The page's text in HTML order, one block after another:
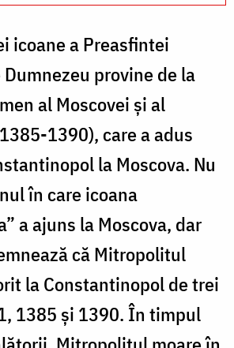
icoane a Preasfintei
provine de la
al Moscovei și al
1390), care a adus
la Moscova. Nu
în care icoana
a ajuns la Moscova, dar
că Mitropolitul
la Constantinopol de trei
1385 și 1390. În timpul